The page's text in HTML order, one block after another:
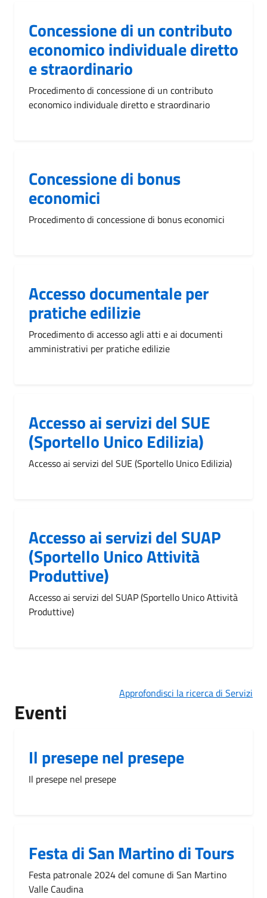
Concessione di un contributo
economico individuale diretto
e straordinario
Procedimento di concessione di un contributo
economico individuale diretto e straordinario
Concessione di bonus
economici
Procedimento di concessione di bonus economici
Accesso documentale per
pratiche edilizie
Procedimento di accesso agli atti e ai documenti
amministrativi per pratiche edilizie
Accesso ai servizi del SUE
(Sportello Unico Edilizia)
Accesso ai servizi del SUE (Sportello Unico Edilizia)
Accesso ai servizi del SUAP
(Sportello Unico Attività
Produttive)
Accesso ai servizi del SUAP (Sportello Unico Attività
Produttive)
Approfondisci la ricerca di Servizi
Eventi
Il presepe nel presepe
Il presepe nel presepe
Festa di San Martino di Tours
Festa patronale 2024 del comune di San Martino
Valle Caudina